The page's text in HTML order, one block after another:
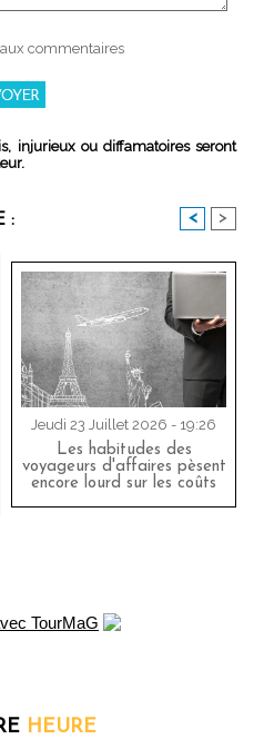
commentaires
injurieux ou diffamatoires seront
: < >
Jeudi 23 Juillet 2026 - 19:26
Les habitudes des
voyageurs d'affaires pèsent
encore lourd sur les coûts
HEURE